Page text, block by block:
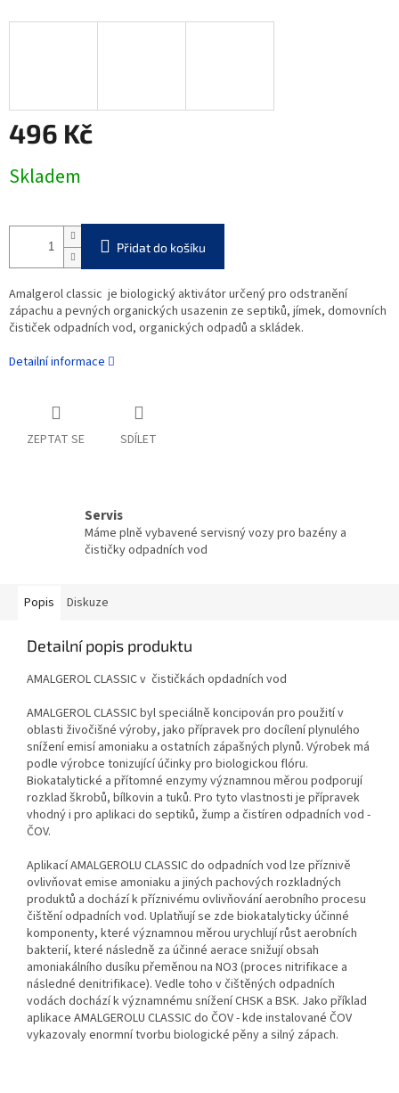
496 Kč
cena:
Skladem
Přidat do košíku
Amalgerol classic je biologický aktivátor určený pro odstranění
zápachu a pevných organických usazenin ze septiků, jímek, domovních
čističek odpadních vod, organických odpadů a skládek.
Detailní informace
ZEPTAT SE SDÍLET
Servis
Máme plně vybavené servisný vozy pro bazény a
čističky odpadních vod
Popis Diskuze
Detailní popis produktu
AMALGEROL CLASSIC v čističkách opdadních vod
AMALGEROL CLASSIC byl speciálně koncipován pro použití v
oblasti živočišné výroby, jako přípravek pro docílení plynulého
snížení emisí amoniaku a ostatních zápašných plynů. Výrobek má
podle výrobce tonizující účinky pro biologickou flóru.
Biokatalytické a přítomné enzymy významnou měrou podporují
rozklad škrobů, bílkovin a tuků. Pro tyto vlastnosti je přípravek
vhodný i pro aplikaci do septiků, žump a čistíren odpadních vod -
ČOV.
Aplikací AMALGEROLU CLASSIC do odpadních vod lze příznivě
ovlivňovat emise amoniaku a jiných pachových rozkladných
produktů a dochází k příznivému ovlivňování aerobního procesu
čištění odpadních vod. Uplatňují se zde biokatalyticky účinné
komponenty, které významnou měrou urychlují růst aerobních
bakterií, které následně za účinné aerace snižují obsah
amoniakálního dusíku přeměnou na NO3 (proces nitrifikace a
následné denitrifikace). Vedle toho v čištěných odpadních
vodách dochází k významnému snížení CHSK a BSK. Jako příklad
aplikace AMALGEROLU CLASSIC do ČOV - kde instalované ČOV
vykazovaly enormní tvorbu biologické pěny a silný zápach.